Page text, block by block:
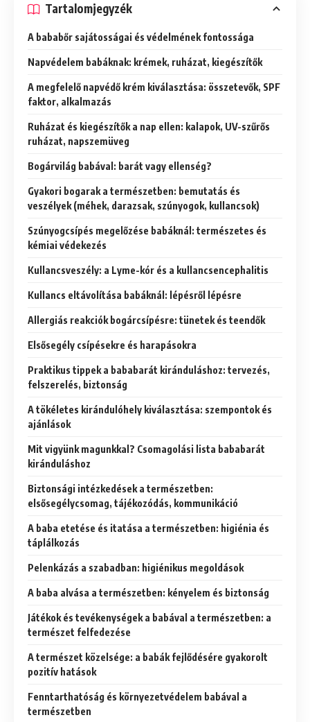
Tartalomjegyzék
A bababőr sajátosságai és védelmének fontossága
Napvédelem babáknak: krémek, ruházat, kiegészítők
A megfelelő napvédő krém kiválasztása: összetevők, SPF
faktor, alkalmazás
Ruházat és kiegészítők a nap ellen: kalapok, UV-szűrős
ruházat, napszemüveg
Bogárvilág babával: barát vagy ellenség?
Gyakori bogarak a természetben: bemutatás és
veszélyek (méhek, darazsak, szúnyogok, kullancsok)
Szúnyogcsípés megelőzése babáknál: természetes és
kémiai védekezés
Kullancsveszély: a Lyme-kór és a kullancsencephalitis
Kullancs eltávolítása babáknál: lépésről lépésre
Allergiás reakciók bogárcsípésre: tünetek és teendők
Elsősegély csípésekre és harapásokra
Praktikus tippek a bababarát kiránduláshoz: tervezés,
felszerelés, biztonság
A tökéletes kirándulóhely kiválasztása: szempontok és
ajánlások
Mit vigyünk magunkkal? Csomagolási lista bababarát
kiránduláshoz
Biztonsági intézkedések a természetben:
elsősegélycsomag, tájékozódás, kommunikáció
A baba etetése és itatása a természetben: higiénia és
táplálkozás
Pelenkázás a szabadban: higiénikus megoldások
A baba alvása a természetben: kényelem és biztonság
Játékok és tevékenységek a babával a természetben: a
természet felfedezése
A természet közelsége: a babák fejlődésére gyakorolt
pozitív hatások
Fenntarthatóság és környezetvédelem babával a
természetben